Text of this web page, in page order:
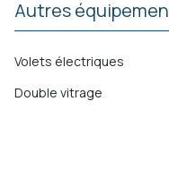
Autres
Volets électriques
Double vitrage